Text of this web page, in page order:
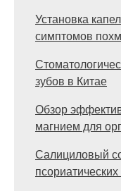
Установка
симптомов
зубов в Китае
Обзор
магнием для
Салициловый